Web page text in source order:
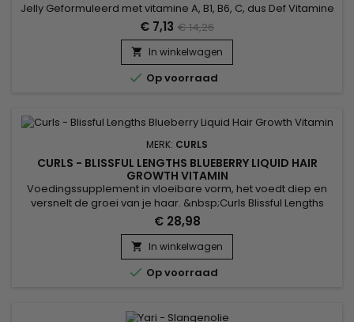
Jelly Geformuleerd met vitamine A, B1, B6, C, dus Def Vitamine
C Curl Jelly definiëren is de bom om je krullen de hele dag
lang te houden ! Ingrediënten : Water Sorbitol Polyacrylaat-14
Gehydrogeneerde ricinusolie Polysorbaat 20 Ananas Sativus
(Ananas) Vruchtenextract Aloë Barbadensis...
€ 7,13 € 14,26
 In winkelwagen
 Op voorraad
MERK: CURLS
CURLS - BLISSFUL LENGTHS BLUEBERRY LIQUID HAIR
GROWTH VITAMIN
Voedingssupplement in vloeibare vorm, het voedt diep en
versnelt de groei van je haar. &nbsp;Curls Blissful Lengths
Blueberry Hair Vitamine versterkt, hydrateert, voedt en
herstelt fijn, dof, beschadigd en broos haar.&nbsp; Het
vitamine voedingssupplement van Curls stopt haarbreuk,
geeft volume, omhult en herstelt het haar. Voordelen...
€ 28,98
 In winkelwagen
 Op voorraad